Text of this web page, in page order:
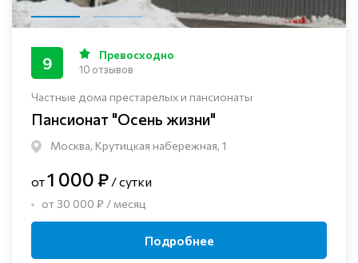
Частные дома престарелых и пансионаты
Пансионат "Осень жизни"
Москва, Крутицкая набережная, 1
9 Превосходно
10 отзывов
от1 000 ₽ / сутки
от 30 000 ₽ / месяц
Подробнее